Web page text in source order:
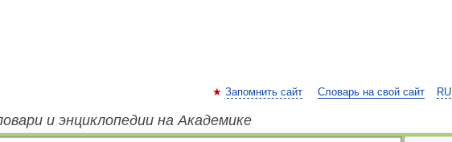
RU
Запомнить сайт Словарь на свой сайт
и энциклопедии на Академике